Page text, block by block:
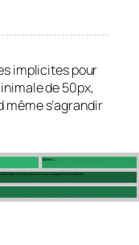
implicites pour
de 50px,
même s’agrandir